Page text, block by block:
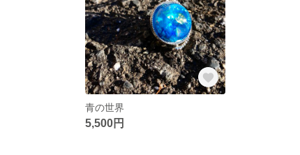
青の世界
5,500円